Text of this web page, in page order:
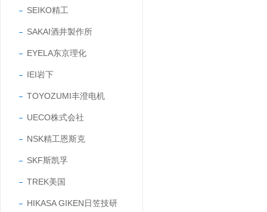
SEIKO精工
SAKAI酒井製作所
EYELA东京理化
IEI岩下
TOYOZUMI丰澄电机
UECO株式会社
NSK精工恩斯克
SKF斯凯孚
TREK美国
HIKASA GIKEN日笠技研